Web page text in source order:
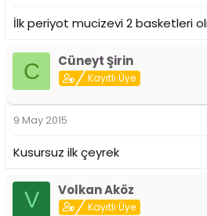
İlk periyot mucizevi 2 basketleri
C Cüneyt Şirin
Kayıtlı Üye
9 May 2015
Kusursuz ilk çeyrek
V Volkan Aköz
Kayıtlı Üye